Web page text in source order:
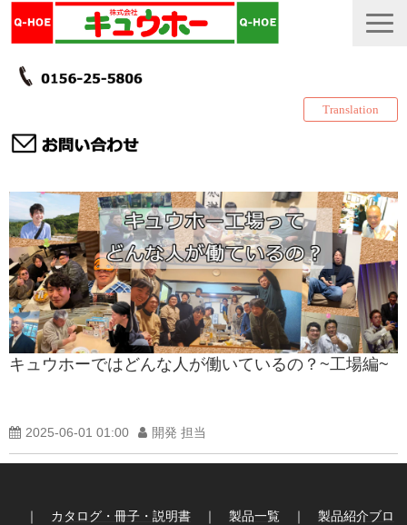
Translation
TOP
カタログ・冊子 DL
説明書
製品一覧
会社情報
採用情報
製品紹介ブログ
キュウホーではどんな人が働いているの？~工場編~
2025-06-01 01:00 開発 担当
｜ カタログ・冊子・説明書 ｜ 製品一覧 ｜ 製品紹介ブロ